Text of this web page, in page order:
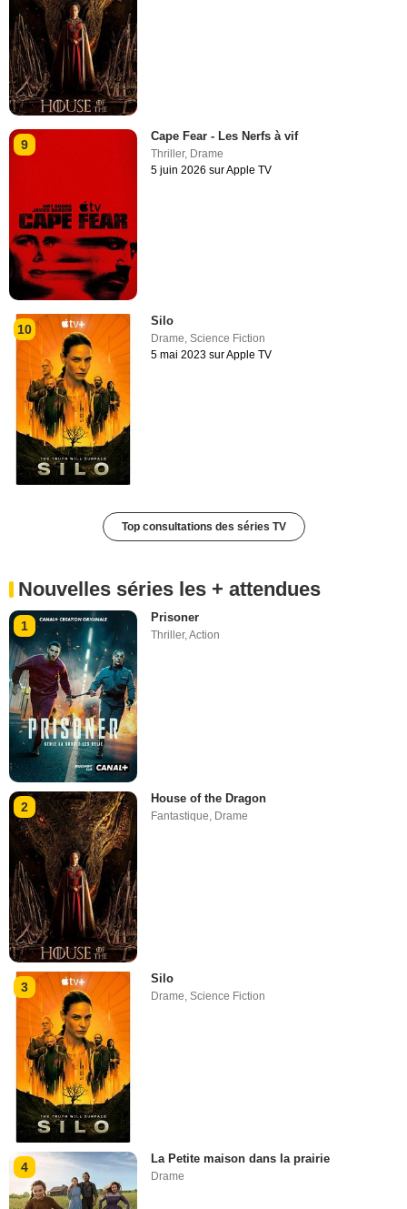
9
Cape Fear - Les Nerfs à vif
Thriller, Drame
5 juin 2026 sur Apple TV
10
Silo
Drame,Science Fiction
5 mai 2023 sur Apple TV
Top consultations des séries TV
Nouvelles séries les + attendues
1
Prisoner
Thriller,Action
2
House of the Dragon
Fantastique Drame
3
Silo
Drame,Science Fiction
4
La Petite maison dans la prairie
Drame